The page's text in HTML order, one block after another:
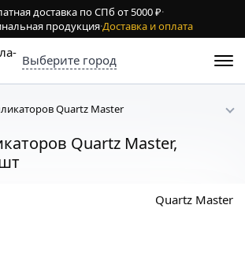
доставка по СПб от 5000 ₽·
продукция·Доставка и оплата
Выберите город
Quartz Master
Quartz Master,
Quartz Master